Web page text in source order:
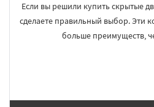
Если вы решили купить скрытые
сделаете правильный выбор. Эти
больше преимуществ,